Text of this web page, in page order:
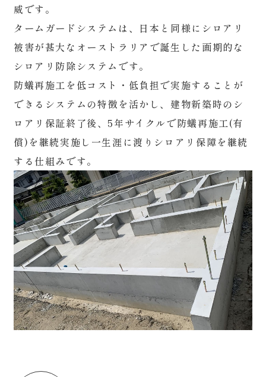
威です。
タームガードシステムは、日本と同様にシロアリ
被害が甚大なオーストラリアで誕生した画期的な
シロアリ防除システムです。
防蟻再施工を低コスト・低負担で実施することが
できるシステムの特徴を活かし、建物新築時のシ
ロアリ保証終了後、5年サイクルで防蟻再施工(有
償)を継続実施し一生涯に渡りシロアリ保障を継続
する仕組みです。